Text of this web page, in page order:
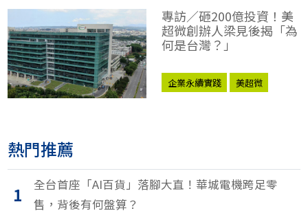
專訪／砸200億投資！美
超微創辦人梁見後揭「為
何是台灣？」
企業永續實踐 美超微
熱門推薦
1
全台首座「AI百貨」落腳大直！華城電機跨足零
售，背後有何盤算？